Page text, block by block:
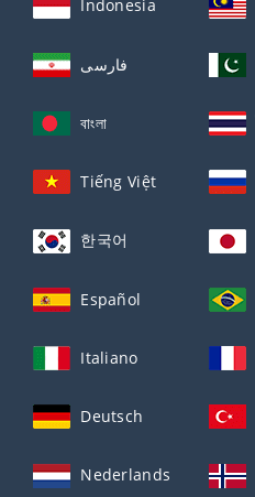
Indonesia
فارسی
বাংলা
Tiếng Việt
한국어
Español
Italiano
Deutsch
Nederlands